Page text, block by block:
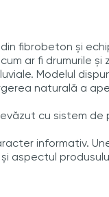
din fibrobeton și
ar fi drumurile
Modelul
naturală a
cu sistem
informativ.
aspectul